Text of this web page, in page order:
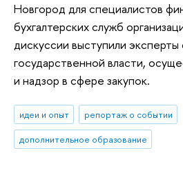
Новгород для специалистов
бухгалтерских служб
дискуссии выступили эксперты
государственной власти,
и надзор в сфере закупок.
идеи и опыт
репортаж о событии
дополнительное образование